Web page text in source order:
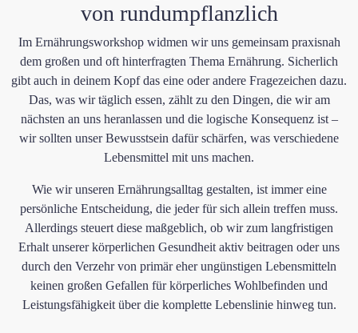
von rundumpflanzlich​
Im Ernährungsworkshop widmen wir uns gemeinsam praxisnah
dem großen und oft hinterfragten Thema Ernährung. Sicherlich
gibt auch in deinem Kopf das eine oder andere Fragezeichen dazu.
Das, was wir täglich essen, zählt zu den Dingen, die wir am
nächsten an uns heranlassen und die logische Konsequenz ist –
wir sollten unser Bewusstsein dafür schärfen, was verschiedene
Lebensmittel mit uns machen.
Wie wir unseren Ernährungsalltag gestalten, ist immer eine
persönliche Entscheidung, die jeder für sich allein treffen muss.
Allerdings steuert diese maßgeblich, ob wir zum langfristigen
Erhalt unserer körperlichen Gesundheit aktiv beitragen oder uns
durch den Verzehr von primär eher ungünstigen Lebensmitteln
keinen großen Gefallen für körperliches Wohlbefinden und
Leistungsfähigkeit über die komplette Lebenslinie hinweg tun.